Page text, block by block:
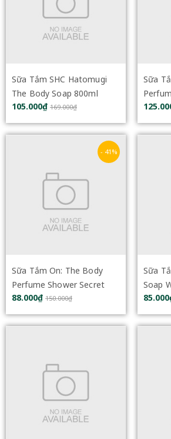
Sữa Tắm SHC Hatomugi
The Body Soap 800ml
105.000₫ 169.000₫
Sữa
- 41%
Sữa Tắm On: The Body
Perfume Shower Secret
Jade 500g
88.000₫ 150.000₫
Sữa
Soap
Rich